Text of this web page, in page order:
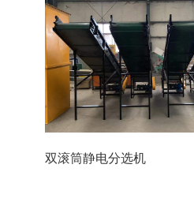
双滚筒静电分选机